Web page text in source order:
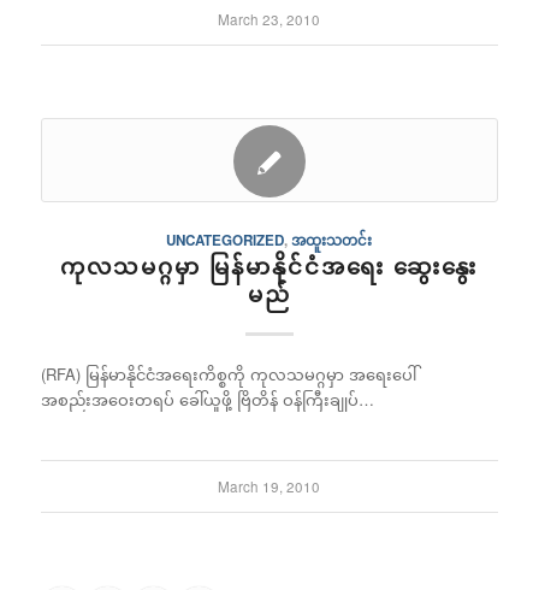
March 23, 2010
UNCATEGORIZED,အထူးသတင်း
ကုလသမဂ္ဂမှာ မြန်မာနိုင်ငံအရေး ဆွေးနွေး
မည်
(RFA) မြန်မာနိုင်ငံအရေးကိစ္စကို ကုလသမဂ္ဂမှာ အရေးပေါ်
အစည်းအဝေးတရပ် ခေါ်ယူဖို့ ဗြိတိန် ဝန်ကြီးချုပ်…
March 19, 2010